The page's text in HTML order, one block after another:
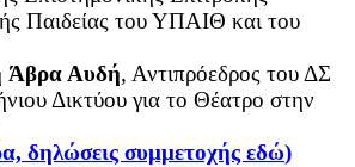
Παιδείας του ΥΠΑΙΘ και του
Άβρα Αυδή, Αντιπρόεδρος του ΔΣ
Δικτύου για το Θέατρο στην
δηλώσεις συμμετοχής εδώ)